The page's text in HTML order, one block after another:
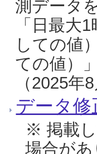
測データ
「日最大
しての値
ての値）
（2025年
データ
※ 掲載
場合が